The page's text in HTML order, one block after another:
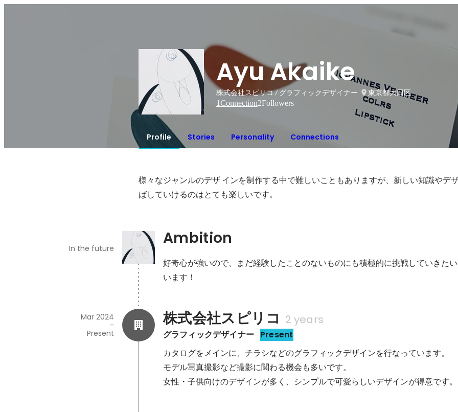
Ayu Akaike
株式会社スピリコ / グラフィックデザイナー
東京都大田区
1Connection2Followers
Profile Stories Personality Connections
様々なジャンルのデザ インを制作する中で難しいこともありますが、新しい知識やデ
ばしていけるのはとても楽しいです。
Ambition
In the future
好奇心が強いので、まだ経験したことのないものにも積極的に挑戦していきた
います！
株式会社スピリコ 2 years
グラフィックデザイナー Present
Mar 2024
-
Present
カタログをメインに、チラシなどのグラフィックデザインを行なっています。
モデル写真撮影など撮影に関わる機会も多いです。
女性・子供向けのデザインが多く、シンプルで可愛らしいデザインが得意です。